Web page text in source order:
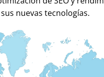
nuevas tecnologías.